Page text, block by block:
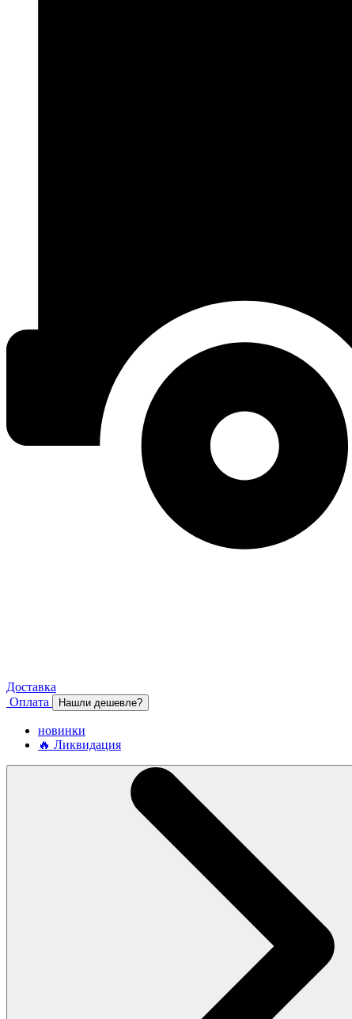
Доставка
Оплата
Нашли дешевле?
новинки
🔥 Ликвидация